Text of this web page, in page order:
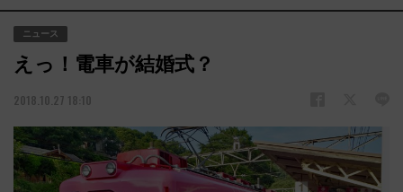
ニュース
えっ！電車が結婚式？
2018.10.27 18:10